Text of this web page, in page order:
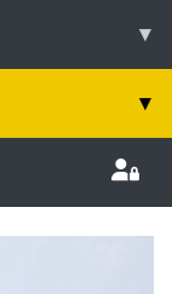
▾
▾